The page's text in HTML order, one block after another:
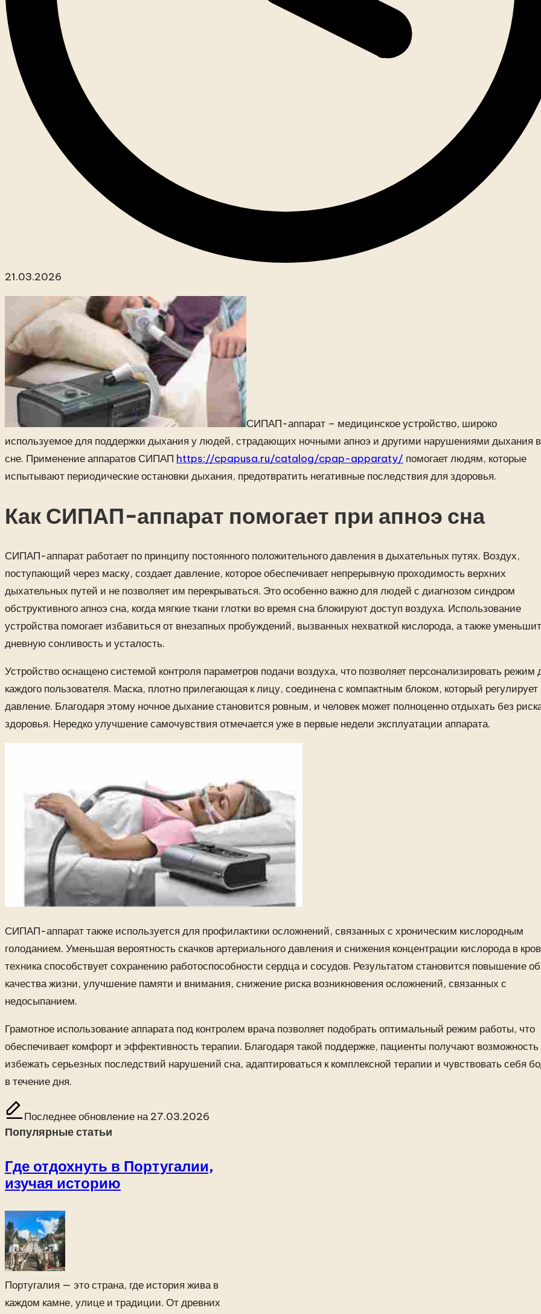
21.03.2026
СИПАП-аппарат – медицинское устройство, широко
используемое для поддержки дыхания у людей, страдающих ночными апноэ и другими нарушениями дыхания
сне. Применение аппаратов СИПАП https://cpapusa.ru/catalog/cpap-apparaty/ помогает людям, которые
испытывают периодические остановки дыхания, предотвратить негативные последствия для здоровья.
Как СИПАП-аппарат помогает при апноэ сна
СИПАП-аппарат работает по принципу постоянного положительного давления в дыхательных путях. Воздух,
поступающий через маску, создает давление, которое обеспечивает непрерывную проходимость верхних
дыхательных путей и не позволяет им перекрываться. Это особенно важно для людей с диагнозом синдром
обструктивного апноэ сна, когда мягкие ткани глотки во время сна блокируют доступ воздуха. Использование
устройства помогает избавиться от внезапных пробуждений, вызванных нехваткой кислорода, а также
дневную сонливость и усталость.
Устройство оснащено системой контроля параметров подачи воздуха, что позволяет персонализировать режим
каждого пользователя. Маска, плотно прилегающая к лицу, соединена с компактным блоком, который регулирует
давление. Благодаря этому ночное дыхание становится ровным, и человек может полноценно отдыхать без
здоровья. Нередко улучшение самочувствия отмечается уже в первые недели эксплуатации аппарата.
СИПАП-аппарат также используется для профилактики осложнений, связанных с хроническим кислородным
голоданием. Уменьшая вероятность скачков артериального давления и снижения концентрации кислорода в
техника способствует сохранению работоспособности сердца и сосудов. Результатом становится повышение
качества жизни, улучшение памяти и внимания, снижение риска возникновения осложнений, связанных с
недосыпанием.
Грамотное использование аппарата под контролем врача позволяет подобрать оптимальный режим работы, что
обеспечивает комфорт и эффективность терапии. Благодаря такой поддержке, пациенты получают возможность
избежать серьезных последствий нарушений сна, адаптироваться к комплексной терапии и чувствовать себя
в течение дня.
Последнее обновление на 27.03.2026
Популярные статьи
Где отдохнуть в Португалии,
изучая историю
Португалия — это страна, где история жива в
каждом камне, улице и традиции. От древних